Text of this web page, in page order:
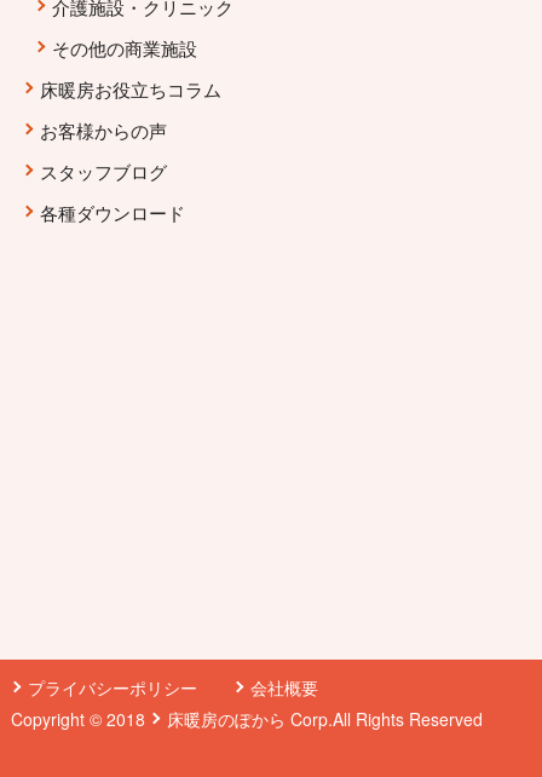
介護施設・クリニック
その他の商業施設
床暖房お役立ちコラム
お客様からの声
スタッフブログ
各種ダウンロード
プライバシーポリシー
会社概要
Copyright © 2018
床暖房のぽから Corp.All Rights Reserved